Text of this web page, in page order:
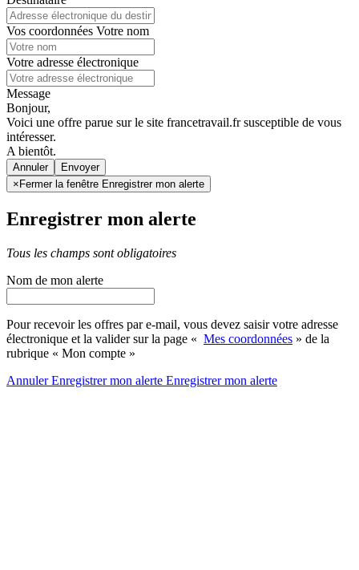
Vos coordonnées Votre nom
Votre adresse électronique
Message
Bonjour,
Voici une offre parue sur le site francetravail.fr susceptible de vous
intéresser.
A bientôt.
Annuler
× Fermer la fenêtre Enregistrer mon alerte
Enregistrer mon alerte
Tous les champs sont obligatoires
Nom de mon alerte
Pour recevoir les offres par e-mail, vous devez saisir votre adresse
électronique et la valider sur la page « Mes coordonnées » de la
rubrique « Mon compte »
AnnulerEnregistrer mon alerte Enregistrermon alerte